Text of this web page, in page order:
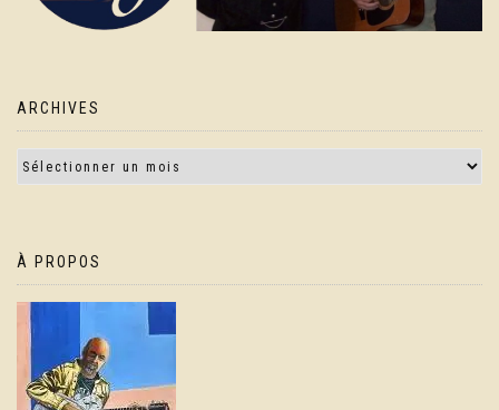
ARCHIVES
À PROPOS